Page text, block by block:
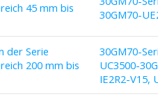
45 mm bis
30GM70-
der Serie
200 mm bis
30GM70-
UC3500-
IE2R2-V15,